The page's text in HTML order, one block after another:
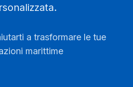
a trasformare le tue
marittime